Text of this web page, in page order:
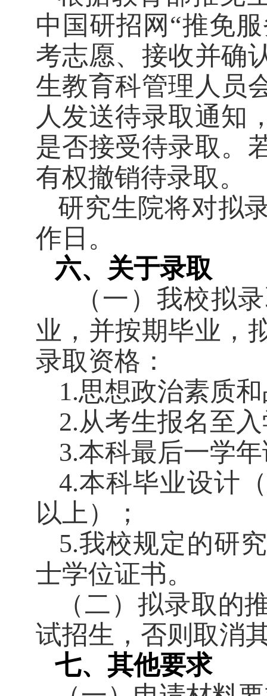
中国研招网“推免
考志愿、接收并确
生教育科管理人员
人发送待录取通知
是否接受待录取。
有权撤销待录取。
研究生院将对拟
作日。
六、关于录取
（一）我校拟
业，并按期毕业，
录取资格：
1.思想政治素质
2.从考生报名至
3.本科最后一学
4.本科毕业设计
以上）；
5.我校规定的研
士学位证书。
（二）拟录取的
试招生，否则取消
七、其他要求